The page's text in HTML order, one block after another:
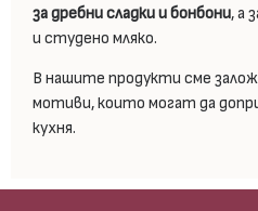
за дребни сладки и бонбони, а
и студено мляко.
В нашите продукти сме
мотиви, които могат да
кухня.